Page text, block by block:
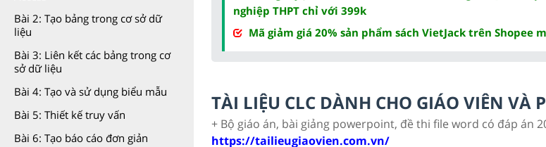
Bài 2: Tạo bảng trong cơ sở dữ
liệu
Bài 3: Liên kết các bảng trong cơ
sở dữ liệu
Bài 4: Tạo và sử dụng biểu mẫu
Bài 5: Thiết kế truy vấn
Bài 6: Tạo báo cáo đơn giản
nghiệp THPT chỉ với 399k
Mã giảm giá 20% sản phẩm sách VietJack trên Shopee
TÀI LIỆU CLC DÀNH CHO GIÁO VIÊN VÀ
+ Bộ giáo án, bài giảng powerpoint, đề thi file word có đáp án
https://tailieugiaovien.com.vn/